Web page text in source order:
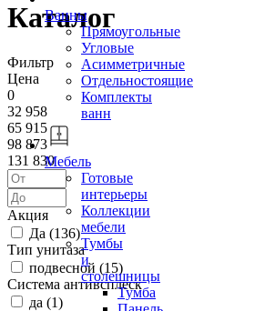
Ванны
Прямоугольные
Угловые
Асимметричные
Отдельностоящие
Комплекты
ванн
Мебель
Готовые
интерьеры
Коллекции
мебели
Тумбы
и
столешницы
Тумба
Каталог
Фильтр
Цена
0
32 958
65 915
98 873
131 830
Акция
Да (136)
Тип унитаза
подвесной (15)
Система антивсплеск
да (1)